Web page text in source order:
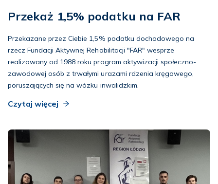
Przekaż 1,5% podatku na FAR
Przekazane przez Ciebie 1,5% podatku dochodowego na
rzecz Fundacji Aktywnej Rehabilitacji "FAR" wesprze
realizowany od 1988 roku program aktywizacji społeczno-
zawodowej osób z trwałymi urazami rdzenia kręgowego,
poruszających się na wózku inwalidzkim.
Czytaj więcej